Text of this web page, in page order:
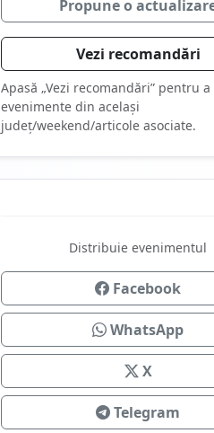
Propune o
Vezi recomandări
Apasă „Vezi recomandări” pentru a
evenimente din același
județ/weekend/articole asociate.
Distribuie evenimentul
Facebook
WhatsApp
X
Telegram